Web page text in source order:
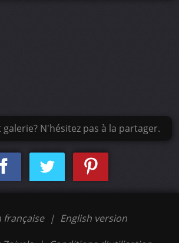
galerie? N'hésitez pas à la partager.
française | English version